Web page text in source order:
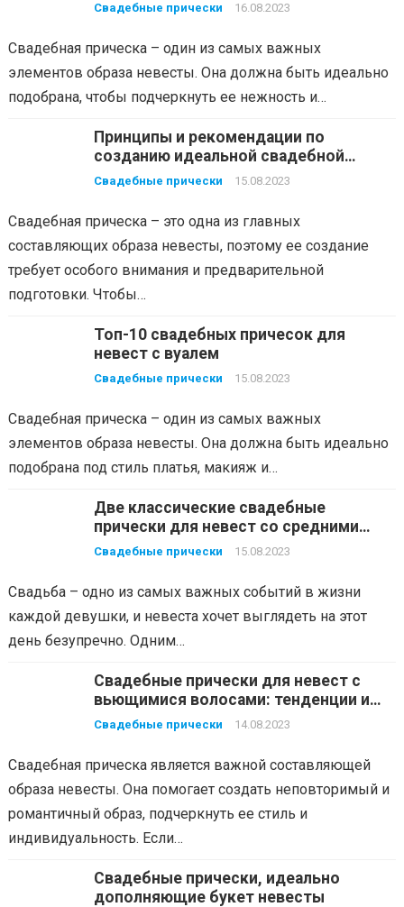
Свадебные прически 16.08.2023
Свадебная прическа – один из самых важных
элементов образа невесты. Она должна быть идеально
подобрана, чтобы подчеркнуть ее нежность и…
Принципы и рекомендации по
созданию идеальной свадебной
прически
Свадебные прически 15.08.2023
Свадебная прическа – это одна из главных
составляющих образа невесты, поэтому ее создание
требует особого внимания и предварительной
подготовки. Чтобы…
Топ-10 свадебных причесок для
невест с вуалем
Свадебные прически 15.08.2023
Свадебная прическа – один из самых важных
элементов образа невесты. Она должна быть идеально
подобрана под стиль платья, макияж и…
Две классические свадебные
прически для невест со средними
волосами
Свадебные прически 15.08.2023
Свадьба – одно из самых важных событий в жизни
каждой девушки, и невеста хочет выглядеть на этот
день безупречно. Одним…
Свадебные прически для невест с
вьющимися волосами: тенденции и
идеи
Свадебные прически 14.08.2023
Свадебная прическа является важной составляющей
образа невесты. Она помогает создать неповторимый и
романтичный образ, подчеркнуть ее стиль и
индивидуальность. Если…
Свадебные прически, идеально
дополняющие букет невесты